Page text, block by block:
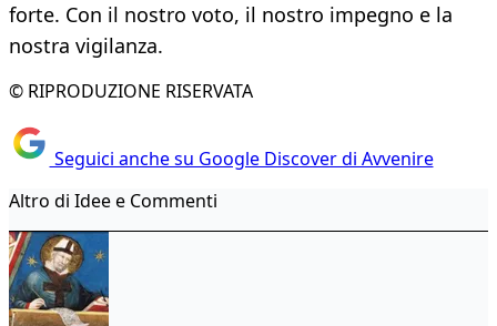
forte. Con il nostro voto, il nostro impegno e la
nostra vigilanza.
© RIPRODUZIONE RISERVATA
Seguici anche su Google Discover di Avvenire
Altro di Idee e Commenti